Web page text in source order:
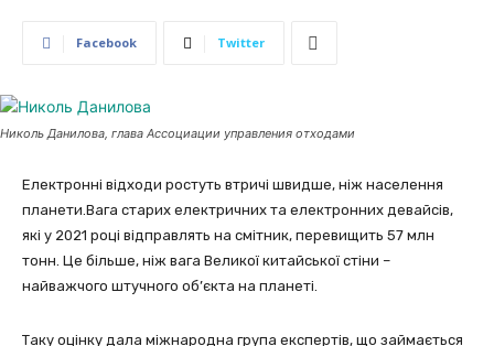
Facebook Twitter
Николь Данилова, глава Ассоциации управления отходами
Електронні відходи ростуть втричі швидше, ніж населення
планети.Вага старих електричних та електронних девайсів,
які у 2021 році відправлять на смітник, перевищить 57 млн
тонн. Це більше, ніж вага Великої китайської стіни –
найважчого штучного об’єкта на планеті.
Таку оцінку дала міжнародна група експертів, що займається